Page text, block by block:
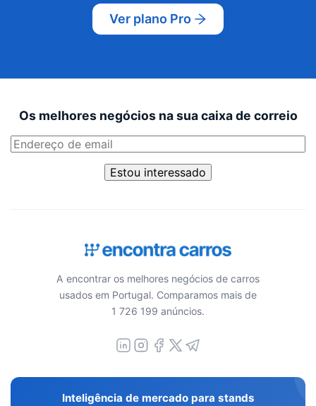
Ver plano Pro
Os melhores negócios na sua caixa de correio
Estou interessado
A encontrar os melhores negócios de carros
usados em Portugal. Comparamos mais de
1 726 199 anúncios.
Inteligência de mercado para stands